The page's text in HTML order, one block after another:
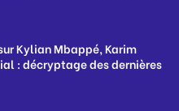
Kylian Mbappé, Karim
: décryptage des dernières